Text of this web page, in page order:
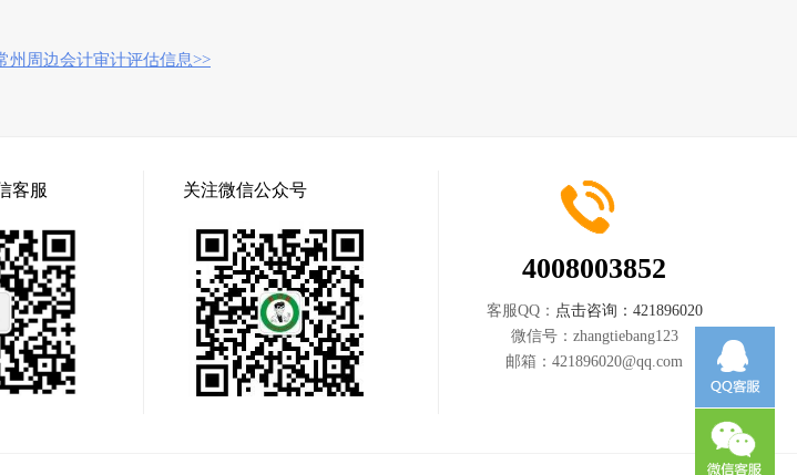
州周边会计审计评估信息>>
客服 关注微信公众号
4008003852
客服QQ： 点击咨询：421896020
微信号： zhangtiebang123
邮箱： 421896020@qq.com